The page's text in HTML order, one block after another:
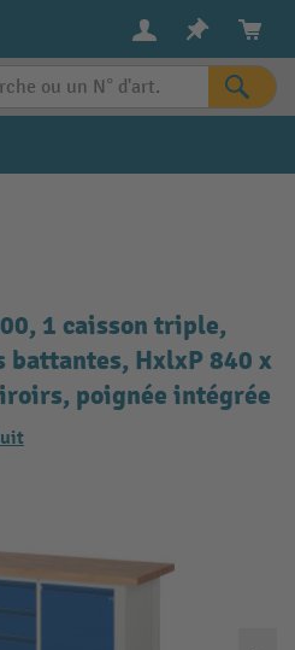
1 caisson triple,
HxlxP 840 x
poignée intégrée